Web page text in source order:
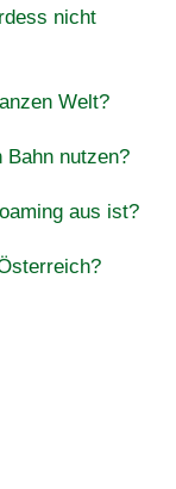
nicht
Welt?
Bahn nutzen?
aus ist?